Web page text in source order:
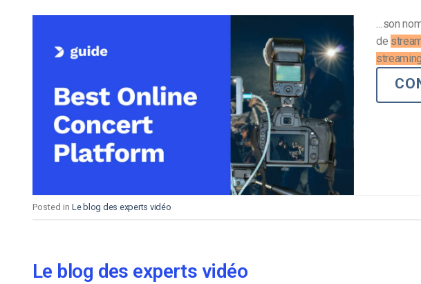
…son
de
streaming
Posted in Le blog des experts vidéo
Le blog des experts vidéo